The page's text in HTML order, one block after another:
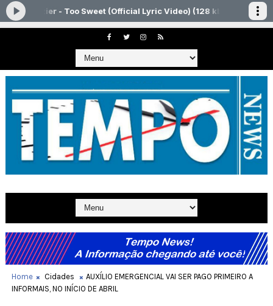
Home Cidades
AUXÍLIO EMERGENCIAL VAI SER PAGO PRIMEIRO A
INFORMAIS, NO INÍCIO DE ABRIL